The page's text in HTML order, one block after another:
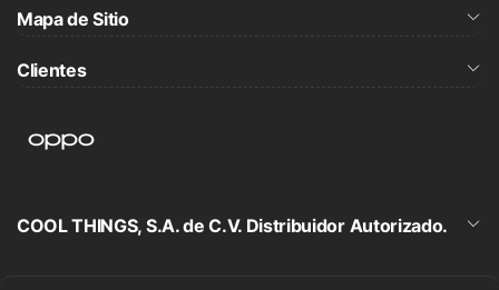
Mapa de Sitio
Clientes
COOL THINGS, S.A. de C.V. Distribuidor Autorizado.